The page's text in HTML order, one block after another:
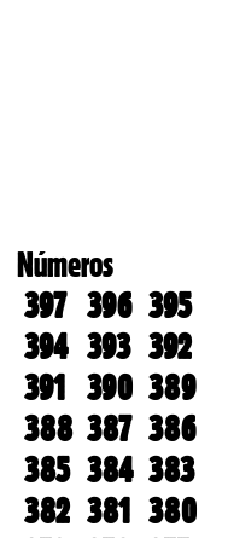
Números
397 396 395
394 393 392
391 390 389
388 387 386
385 384 383
382 381 380